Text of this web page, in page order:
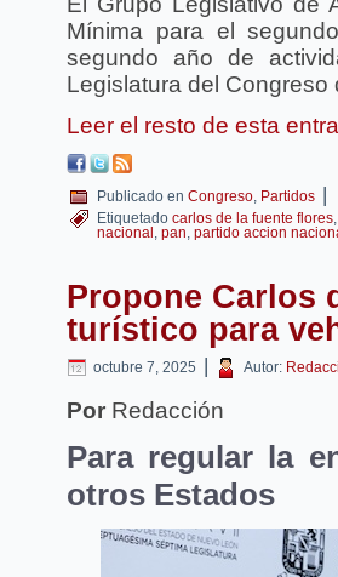
Mínima para el
segundo año de
Legislatura del Congreso
Leer el resto de esta
Publicado en Congreso, Partidos |
Etiquetado carlos de la fuente flores
nacional , pan, partido accion
Propone Carlos
turístico para
octubre 7, 2025 | Autor:
Por Redacción
Para regular la
otros Estados